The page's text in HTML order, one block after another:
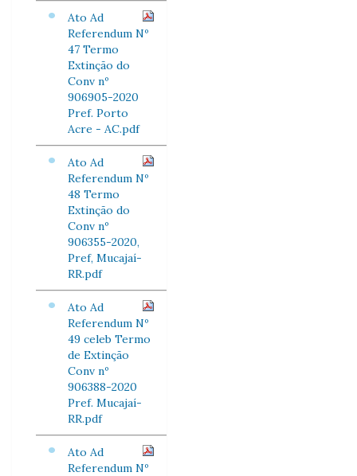
Ato Ad
Referendum Nº
47 Termo
Extinção do
Conv nº
906905-2020
Pref. Porto
Acre - AC.pdf
Ato Ad
Referendum Nº
48 Termo
Extinção do
Conv nº
906355-2020,
Pref, Mucajaí-
RR.pdf
Ato Ad
Referendum Nº
49 celeb Termo
de Extinção
Conv nº
906388-2020
Pref. Mucajaí-
RR.pdf
Ato Ad
Referendum Nº